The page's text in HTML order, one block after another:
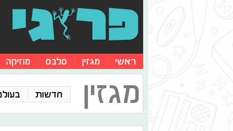
ראשי מגזין סלבס מוזיקה
מגזין חדשות